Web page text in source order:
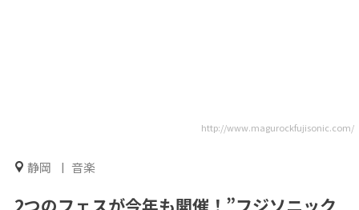
http://www.magurockfujisonic.com/
静岡 音楽